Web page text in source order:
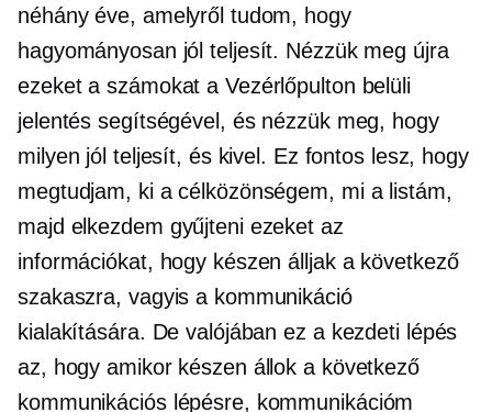
néhány éve, amelyről tudom, hogy
hagyományosan jól teljesít. Nézzük meg újra
ezeket a számokat a Vezérlőpulton belüli
jelentés segítségével, és nézzük meg, hogy
milyen jól teljesít, és kivel. Ez fontos lesz, hogy
megtudjam, ki a célközönségem, mi a listám,
majd elkezdem gyűjteni ezeket az
információkat, hogy készen álljak a következő
szakaszra, vagyis a kommunikáció
kialakítására. De valójában ez a kezdeti lépés
az, hogy amikor készen állok a következő
kommunikációs lépésre, kommunikációm